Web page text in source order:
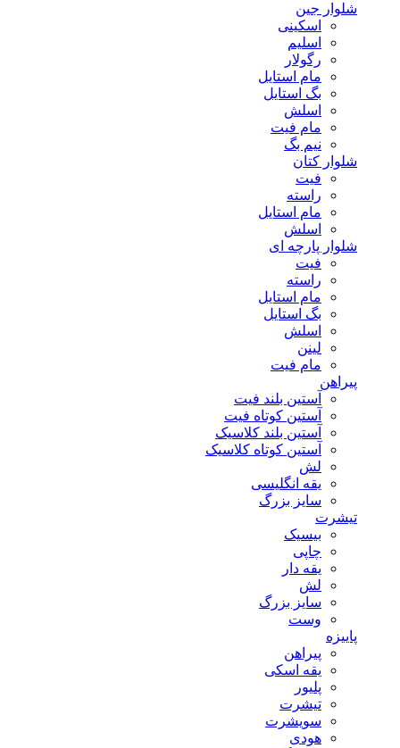
شلوار جین
اسکینی
اسلیم
رگولار
مام استایل
بگ استایل
اسلش
مام فیت
نیم بگ
شلوار کتان
فیت
راسته
مام استایل
اسلش
شلوار پارچه ای
فیت
راسته
مام استایل
بگ استایل
اسلش
لینن
مام فیت
پیراهن
آستین بلند فیت
آستین کوتاه فیت
آستین بلند کلاسیک
آستین کوتاه کلاسیک
لش
یقه انگلیسی
سایز بزرگ
تیشرت
بیسیک
چاپی
یقه دار
لش
سایز بزرگ
وست
پاییزه
پیراهن
یقه اسکی
پلیور
تیشرت
سویشرت
هودی